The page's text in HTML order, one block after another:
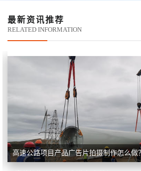
最新资讯推荐
RELATED INFORMATION
高速公路项目产品广告片拍摄制作怎么做